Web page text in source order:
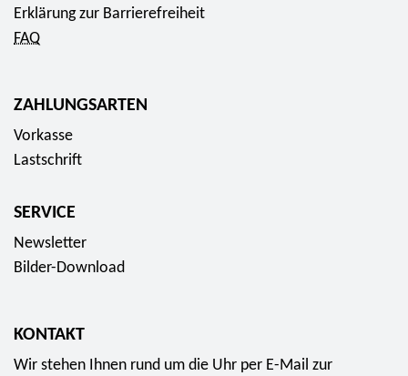
Erklärung zur Barrierefreiheit
FAQ
ZAHLUNGSARTEN
Vorkasse
Lastschrift
SERVICE
Newsletter
Bilder-Download
KONTAKT
Wir stehen Ihnen rund um die Uhr per E-Mail zur